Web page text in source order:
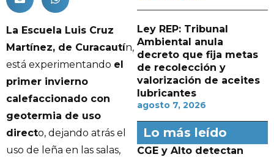
La Escuela Luis Cruz
Martínez, de Curacautín,
está experimentando el
primer invierno
calefaccionado con
geotermia de uso
directo, dejando atrás el
uso de leña en las salas,
Ley REP: Tribunal
Ambiental anula
decreto que fija metas
de recolección y
valorización de aceites
lubricantes
agosto 7, 2026
Lo más leído
CGE y Alto detectan